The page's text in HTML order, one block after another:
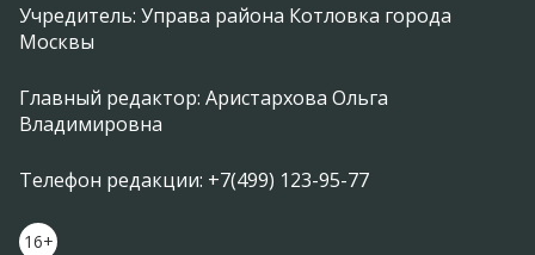
Учредитель: Управа района Котловка города
Москвы
Главный редактор: Аристархова Ольга
Владимировна
Телефон редакции: +7(499) 123-95-77
16+